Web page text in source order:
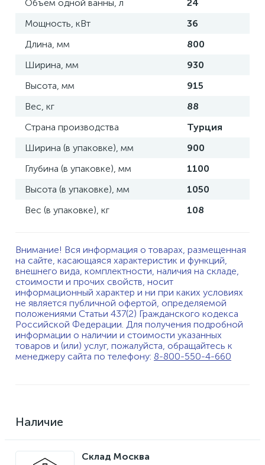
Объем одной ванны, л
24
Мощность, кВт
36
Длина, мм
800
Ширина, мм
930
Высота, мм
915
Вес, кг
88
Страна производства
Турция
Ширина (в упаковке), мм
900
Глубина (в упаковке), мм
1100
Высота (в упаковке), мм
1050
Вес (в упаковке), кг
108
Внимание! Вся информация о товарах, размещенная
на сайте, касающаяся характеристик и функций,
внешнего вида, комплектности, наличия на складе,
стоимости и прочих свойств, носит
информационный характер и ни при каких условиях
не является публичной офертой, определяемой
положениями Статьи 437(2) Гражданского кодекса
Российской Федерации. Для получения подробной
информации о наличии и стоимости указанных
товаров и (или) услуг, пожалуйста, обращайтесь к
менеджеру сайта по телефону: 8-800-550-4-660
Наличие
Склад Москва